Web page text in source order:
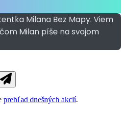
Milana Bez Mapy. Viem
Milan píše na svojom
prehľad dnešných akcií.